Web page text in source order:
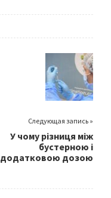
Следующая запись »
У чому різниця між
бустерною і
додатковою дозою